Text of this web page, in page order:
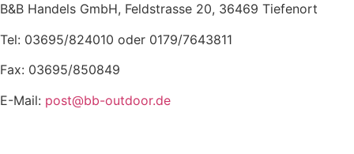
B&B Handels GmbH, Feldstrasse 20, 36469 Tiefenort
Tel: 03695/824010 oder 0179/7643811
Fax: 03695/850849
E-Mail: post@bb-outdoor.de